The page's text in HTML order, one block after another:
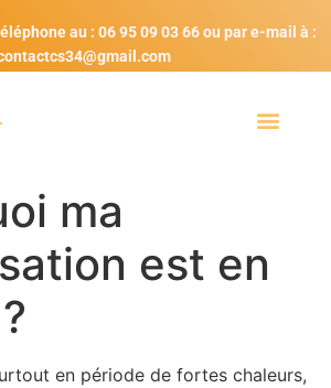
au : 06 95 09 03 66 ou par e-mail à :
ma
est en
en période de fortes chaleurs,